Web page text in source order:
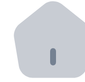
Bitnovo ATM
Integra un
Bitnovo API
Integra nuestra